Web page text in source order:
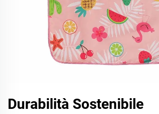
Durabilità Sostenibile